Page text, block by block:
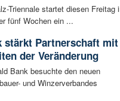
Triennale startet diesen Freitag
fünf Wochen ein ...
stärkt Partnerschaft mit
der Veränderung
Bank besuchte den neuen
und Winzerverbandes